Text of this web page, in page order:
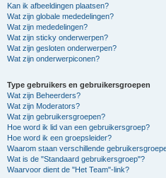
Kan ik afbeeldingen plaatsen?
Wat zijn globale mededelingen?
Wat zijn mededelingen?
Wat zijn sticky onderwerpen?
Wat zijn gesloten onderwerpen?
Wat zijn onderwerpiconen?
Type gebruikers en gebruikersgroepen
Wat zijn Beheerders?
Wat zijn Moderators?
Wat zijn gebruikersgroepen?
Hoe word ik lid van een gebruikersgroep?
Hoe word ik een groepsleider?
Waarom staan verschillende
Wat is de "Standaard gebruikersgroep"?
Waarvoor dient de "Het Team"-link?